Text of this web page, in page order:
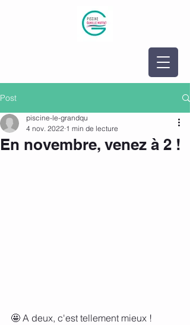
Post
En novembre, venez à 2 !
piscine-le-grandqu
4 nov. 2022 1 min de lecture
🤩 A deux, c'est tellement mieux !